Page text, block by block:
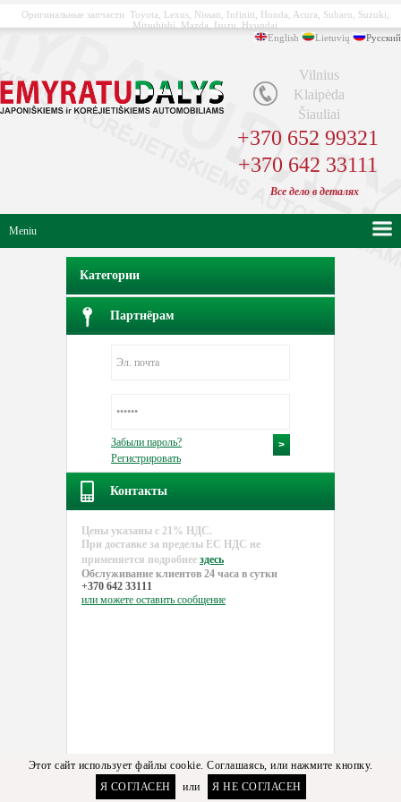
Оригинальные запчасти Toyota, Lexus, Nissan, Infiniti, Honda, Acura, Subaru, Suzuki,
Mitsubishi, Mazda, Isuzu, Hyundai
English
Lietuvių Русский
Vilnius
Klaipėda
Šiauliai
+370 652 99321
+370 642 33111
Bсе дело в деталях
Meniu
Категории
Партнёрам
Забыли пароль?
Регистрировать
Контакты
Цены указаны с 21% НДС.
При доставке за пределы EC НДС не
применяется подробнее здесь
Обслуживание клиентов 24 часа в сутки
+370 642 33111
или можете оставить сообщение
Этот сайт использует файлы cookie. Соглашаясь, или нажмите кнопку.
Я СОГЛАСЕН
или Я НЕ СОГЛАСЕН